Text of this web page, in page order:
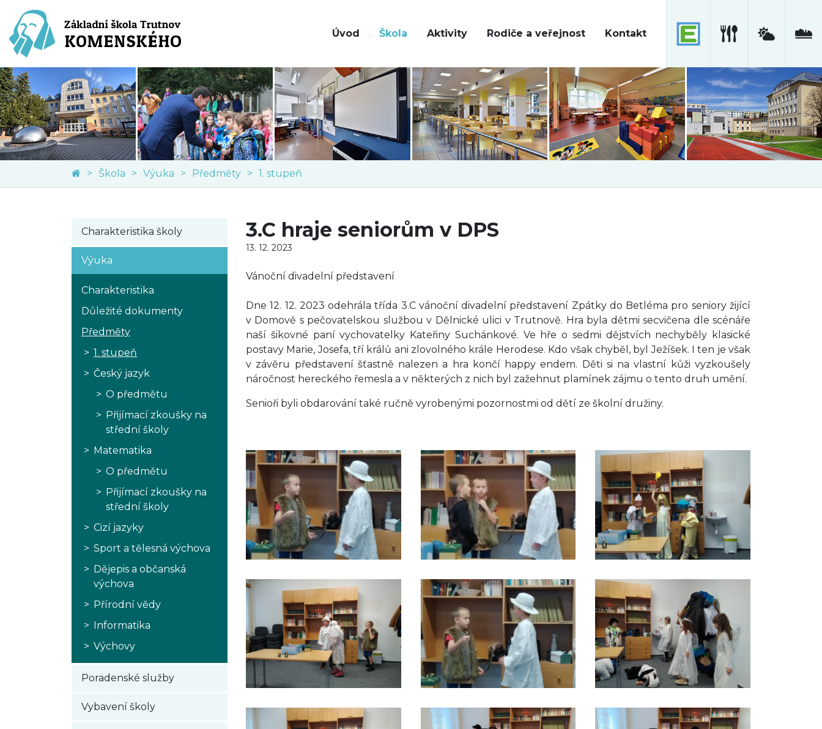
Úvod Škola Aktivity Rodiče a veřejnost Kontakt
Škola Výuka Předměty 1. stupeň
Charakteristika školy
Výuka
Charakteristika
Důležité dokumenty
Předměty
1. stupeň
Český jazyk
O předmětu
Přijímací zkoušky na
střední školy
Matematika
O předmětu
Přijímací zkoušky na
střední školy
Cizí jazyky
Sport a tělesná výchova
Dějepis a občanská
výchova
Přírodní vědy
Informatika
Výchovy
Poradenské služby
Vybavení školy
3.C hraje seniorům v DPS
13. 12. 2023
Vánoční divadelní představení
Dne 12. 12. 2023 odehrála třída 3.C vánoční divadelní představení Zpátky do Betléma pro seniory žijící
v Domově s pečovatelskou službou v Dělnické ulici v Trutnově. Hra byla dětmi secvičena dle scénáře
naší šikovné paní vychovatelky Kateřiny Suchánkové. Ve hře o sedmi dějstvích nechyběly klasické
postavy Marie, Josefa, tří králů ani zlovolného krále Herodese. Kdo však chyběl, byl Ježíšek. I ten je však
v závěru představení šťastně nalezen a hra končí happy endem. Děti si na vlastní kůži vyzkoušely
náročnost hereckého řemesla a v některých z nich byl zažehnut plamínek zájmu o tento druh umění.
Senioři byli obdarování také ručně vyrobenými pozornostmi od dětí ze školní družiny.